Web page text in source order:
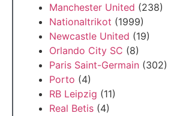
Manchester United (238)
Nationaltrikot (1999)
Newcastle United (19)
Orlando City SC (8)
Paris Saint-Germain (302)
Porto (4)
RB Leipzig (11)
Real Betis (4)